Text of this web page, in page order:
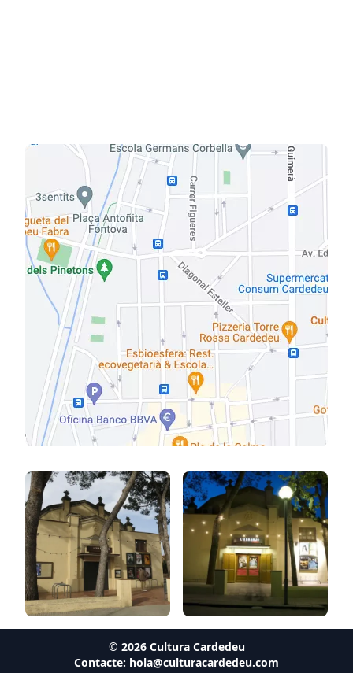
© 2026Cultura Cardedeu
Contacte: hola@culturacardedeu.com